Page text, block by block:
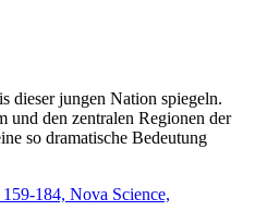
dieser jungen Nation spiegeln.
den zentralen Regionen der
so dramatische Bedeutung
184, Nova Science,